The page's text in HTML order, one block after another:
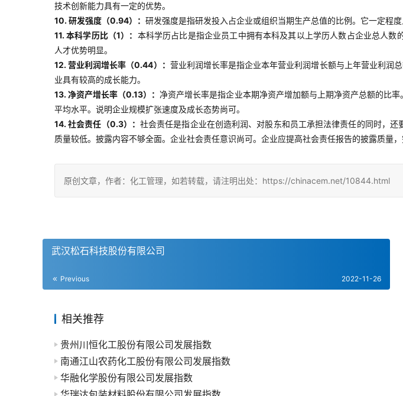
技术创新能力具有一定的优势。
10. 研发强度（0.94）： 研发强度是指研发投入占企业或组织当期生产总值的比例。它一定程
11. 本科学历比（1）： 本科学历占比是指企业员工中拥有本科及其以上学历人数占企业总人
人才优势明显。
12. 营业利润增长率（0.44）： 营业利润增长率是指企业本年营业利润增长额与上年营业利润
业具有较高的成长能力。
13. 净资产增长率（0.13）： 净资产增长率是指企业本期净资产增加额与上期净资产总额的比
平均水平。说明企业规模扩张速度及成长态势尚可。
14. 社会责任（0.3）： 社会责任是指企业在创造利润、对股东和员工承担法律责任的同时，
质量较低。披露内容不够全面。企业社会责任意识尚可。企业应提高社会责任报告的披露质量
原创文章，作者：化工管理，如若转载，请注明出处：https://chinacem.net/10844.html
武汉松石科技股份有限公司
Previous 2022-11-26
相关推荐
贵州川恒化工股份有限公司发展指数
南通江山农药化工股份有限公司发展指数
华融化学股份有限公司发展指数